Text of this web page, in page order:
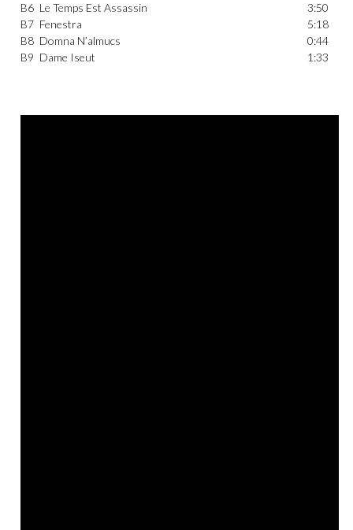
B6 Le Temps Est Assassin
3:50
B7 Fenestra
5:18
B8 Domna N’almucs
0:44
B9 Dame Iseut 1:33